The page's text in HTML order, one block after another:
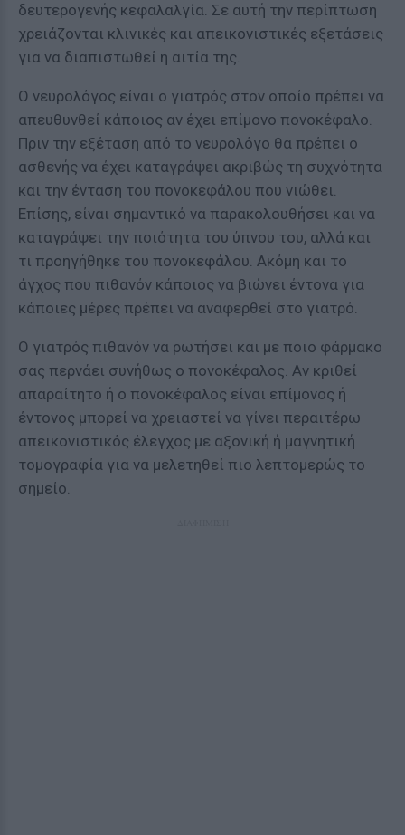
δευτερογενής κεφαλαλγία. Σε αυτή την περίπτωση
χρειάζονται κλινικές και απεικονιστικές εξετάσεις
για να διαπιστωθεί η αιτία της.
Ο νευρολόγος είναι ο γιατρός στον οποίο πρέπει να
απευθυνθεί κάποιος αν έχει επίμονο πονοκέφαλο.
Πριν την εξέταση από το νευρολόγο θα πρέπει ο
ασθενής να έχει καταγράψει ακριβώς τη συχνότητα
και την ένταση του πονοκεφάλου που νιώθει.
Επίσης, είναι σημαντικό να παρακολουθήσει και να
καταγράψει την ποιότητα του ύπνου του, αλλά και
τι προηγήθηκε του πονοκεφάλου. Ακόμη και το
άγχος που πιθανόν κάποιος να βιώνει έντονα για
κάποιες μέρες πρέπει να αναφερθεί στο γιατρό.
Ο γιατρός πιθανόν να ρωτήσει και με ποιο φάρμακο
σας περνάει συνήθως ο πονοκέφαλος. Αν κριθεί
απαραίτητο ή ο πονοκέφαλος είναι επίμονος ή
έντονος μπορεί να χρειαστεί να γίνει περαιτέρω
απεικονιστικός έλεγχος με αξονική ή μαγνητική
τομογραφία για να μελετηθεί πιο λεπτομερώς το
σημείο.